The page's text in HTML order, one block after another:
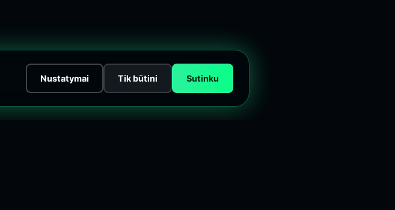
Nustatymai Tik būtini Sutinku